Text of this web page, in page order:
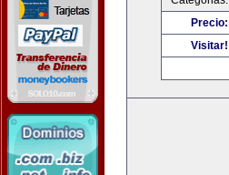
Precio:
Visitar!